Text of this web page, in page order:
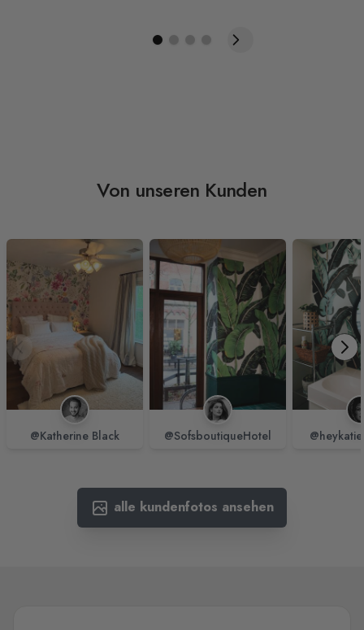
Von unseren Kunden
@Katherine Black @SofsboutiqueHotel
alle kundenfotos ansehen